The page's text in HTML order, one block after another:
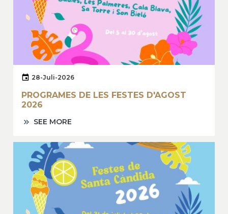
28-Juli-2026
PROGRAMES DE LES FESTES D'AGOST
2026
SEE MORE